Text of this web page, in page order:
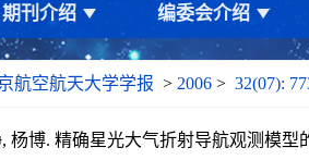
期刊介绍 编委会介绍
航空航天大学学报 > 2006 > 32(07):
杨博. 精确星光大气折射导航观测模型